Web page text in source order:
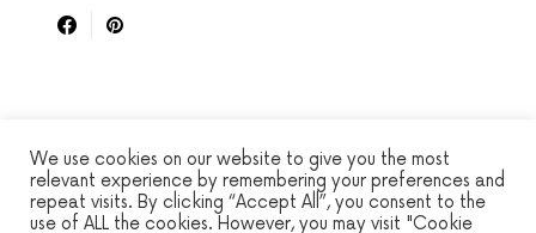
We use cookies on our website to give you the most
relevant experience by remembering your preferences and
repeat visits. By clicking “Accept All”, you consent to the
use of ALL the cookies. However, you may visit "Cookie